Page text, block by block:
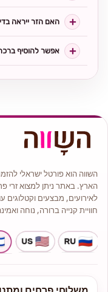
האם הזר ייראה
אפשר להוסיף
השווה הוא פורטל ישראלי
הארץ. באתר ניתן למצוא זרי
לאירועים, מבצעים וקטלוגים
חוויית קנייה ברורה, נוחה